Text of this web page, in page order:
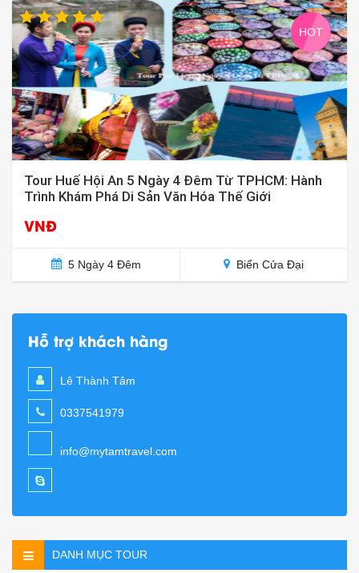
HOT
Tour Huế Hội An 5 Ngày 4 Đêm Từ TPHCM: Hành
Trình Khám Phá Di Sản Văn Hóa Thế Giới
VNĐ
5 Ngày 4 Đêm Biển Cửa Đại
Hỗ trợ khách hàng
Lê Thành Tâm
0337541979
info@mytamtravel.com
DANH MỤC TOUR